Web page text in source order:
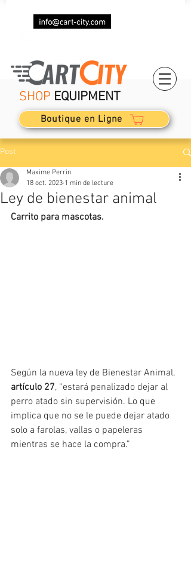
SHOP EQUIPMENT
Boutique en Ligne
Post
Ley de bienestar animal
Maxime Perrin
18 oct. 2023 1 min de lecture
Carrito para mascotas.
Según la nueva ley de Bienestar Animal,
artículo 27, “estará penalizado dejar al
perro atado sin supervisión. Lo que
implica que no se le puede dejar atado
solo a farolas, vallas o papeleras
mientras se hace la compra.”